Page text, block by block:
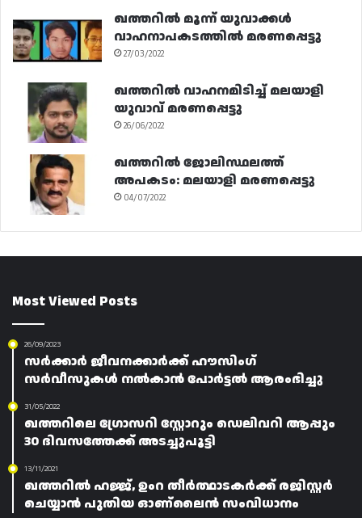
ഖത്തറിൽ മൂന്ന് യുവാക്കൾ
വാഹനാപകടത്തിൽ മരണപ്പെട്ടു
27/03/2022
ഖത്തറിൽ വാഹനമിടിച്ച് മലയാളി
യുവാവ് മരണപ്പെട്ടു
26/06/2022
ഖത്തറിൽ ജോലിസ്ഥലത്ത്
അപകടം: മലയാളി മരണപ്പെട്ടു
04/07/2022
Most Viewed Posts
26/09/2023
സർക്കാർ ജീവനക്കാർക്ക് ഹൗസിംഗ്
സർവീസുകൾ നൽകാൻ പോർട്ടൽ ആരംഭിച്ചു
31/05/2022
ഖത്തറിലെ ഗ്രോസറി സ്റ്റോറും ഡെലിവറി ആപ്പും
30 ദിവസത്തേക്ക് അടച്ചുപൂട്ടി
13/11/2021
ഖത്തറിൽ ഹജ്ജ്, ഉംറ തീർത്ഥാടകർക്ക് രജിസ്റ്റർ
ചെയ്യാൻ പുതിയ ഓണ്ലൈൻ സംവിധാനം